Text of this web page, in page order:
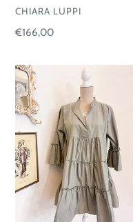
VENDOR
CHIARA LUPPI
Regular
€166,00
Abito
Mykonos
cotone
Taglia
unica